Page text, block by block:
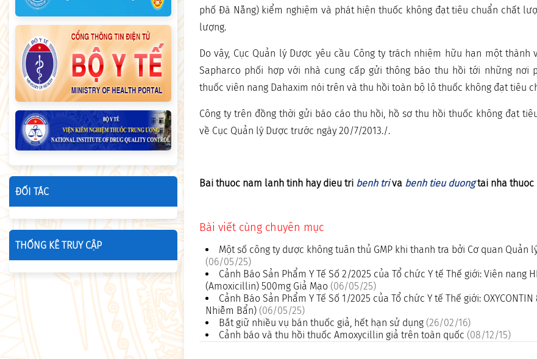
phố Đà Nẵng) kiểm nghiệm và phát hiện thuốc không đạt tiêu chuẩn chất
lượng.
Do vậy, Cục Quản lý Dược yêu cầu Công ty trách nhiệm hữu hạn một thành
Sapharco phối hợp với nhà cung cấp gửi thông báo thu hồi tới những nơi
thuốc viên nang Dahaxim nói trên và thu hồi toàn bộ lô thuốc không đạt tiêu
Công ty trên đồng thời gửi báo cáo thu hồi, hồ sơ thu hồi thuốc không đạt
về Cục Quản lý Dược trước ngày 20/7/2013./.
Bai thuoc nam lanh tinh hay dieu tri benh triva benh tieu duongtai nha thuoc
Bài viết cùng chuyên mục
Một số công ty dược không tuân thủ GMP khi thanh tra bởi Cơ quan Quản
(06/05/25)
Cảnh Báo Sản Phẩm Y Tế Số 2/2025 của Tổ chức Y tế Thế giới: Viên nang
(Amoxicillin) 500mg Giả Mạo (06/05/25)
Cảnh Báo Sản Phẩm Y Tế Số 1/2025 của Tổ chức Y tế Thế giới:
Nhiễm Bẩn) (06/05/25)
Bắt giữ nhiều vụ bán thuốc giả, hết hạn sử dụng (26/02/16)
Cảnh báo và thu hồi thuốc Amoxycillin giả trên toàn quốc (08/12/15)
ĐỐI TÁC
THỐNG KÊ TRUY CẬP